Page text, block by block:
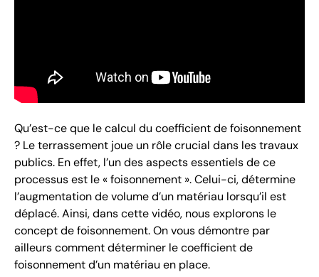
Qu’est-ce que le calcul du coefficient de foisonnement
? Le terrassement joue un rôle crucial dans les travaux
publics. En effet, l’un des aspects essentiels de ce
processus est le « foisonnement ». Celui-ci, détermine
l’augmentation de volume d’un matériau lorsqu’il est
déplacé. Ainsi, dans cette vidéo, nous explorons le
concept de foisonnement. On vous démontre par
ailleurs comment déterminer le coefficient de
foisonnement d’un matériau en place.